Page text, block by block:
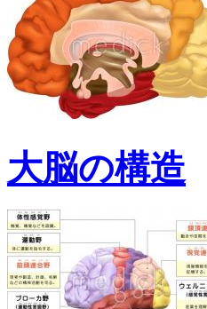
大脳の構造